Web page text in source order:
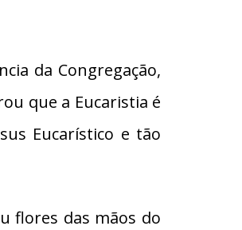
da Congregação,
que a Eucaristia é
Eucarístico e tão
flores das mãos do